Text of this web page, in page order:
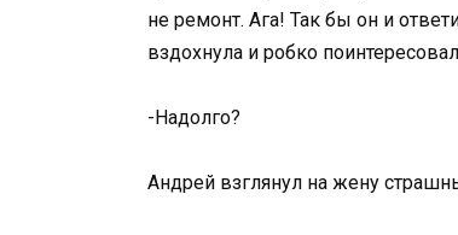
не ремонт. Ага! Так бы он и
вздохнула и робко
-Надолго?
Андрей взглянул на жену